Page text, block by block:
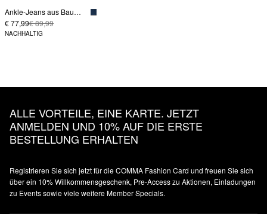
Ankle-Jeans aus Baumwollstretch mit geradem Bein
€ 77,99€ 89,99
NACHHALTIG
ALLE VORTEILE, EINE KARTE. JETZT
ANMELDEN UND 10% AUF DIE ERSTE
BESTELLUNG ERHALTEN
Registrieren Sie sich jetzt für die COMMA Fashion Card und freuen Sie sich
über ein 10% Willkommensgeschenk, Pre-Access zu Aktionen, Einladungen
zu Events sowie viele weitere Member Specials.